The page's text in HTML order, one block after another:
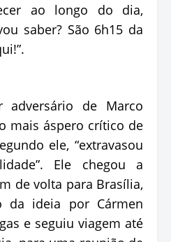
ao longo do dia,
saber? São 6h15 da
de Marco
mais áspero crítico de
ele, “extravasou
Ele chegou a
de volta para Brasília,
da ideia por Cármen
e seguiu viagem até